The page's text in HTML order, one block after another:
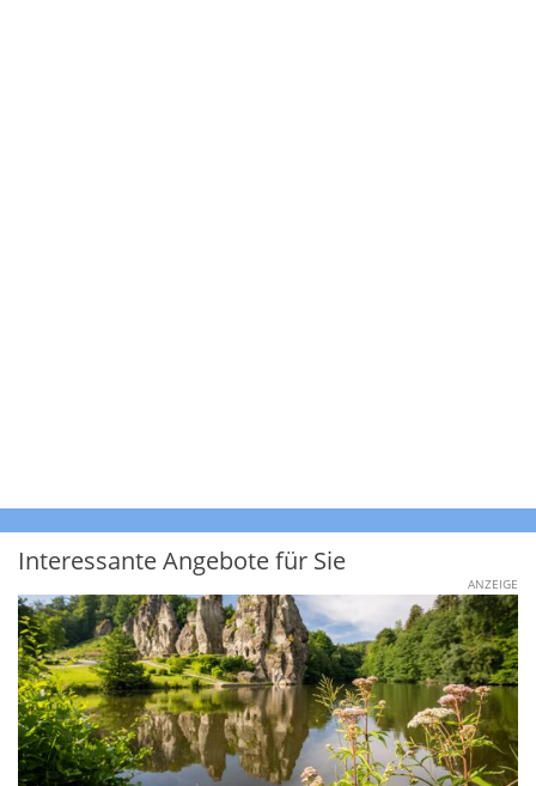
Interessante Angebote für Sie
ANZEIGE